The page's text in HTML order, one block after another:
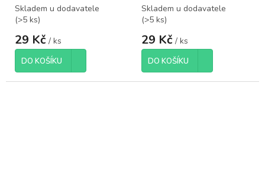
Skladem u dodavatele
(>5 ks)
29 Kč / ks
DO KOŠÍKU
Skladem u dodavatele
(>5 ks)
29 Kč / ks
DO KOŠÍKU